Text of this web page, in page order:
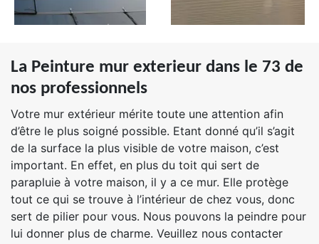
La Peinture mur exterieur dans le 73 de
nos professionnels
Votre mur extérieur mérite toute une attention afin
d’être le plus soigné possible. Etant donné qu’il s’agit
de la surface la plus visible de votre maison, c’est
important. En effet, en plus du toit qui sert de
parapluie à votre maison, il y a ce mur. Elle protège
tout ce qui se trouve à l’intérieur de chez vous, donc
sert de pilier pour vous. Nous pouvons la peindre pour
lui donner plus de charme. Veuillez nous contacter